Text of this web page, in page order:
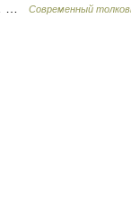
…
Современный